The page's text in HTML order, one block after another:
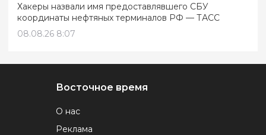
Хакеры назвали имя предоставлявшего СБУ
координаты нефтяных терминалов РФ — ТАСС
08.08.26 8:07
Восточное время
О нас
Реклама